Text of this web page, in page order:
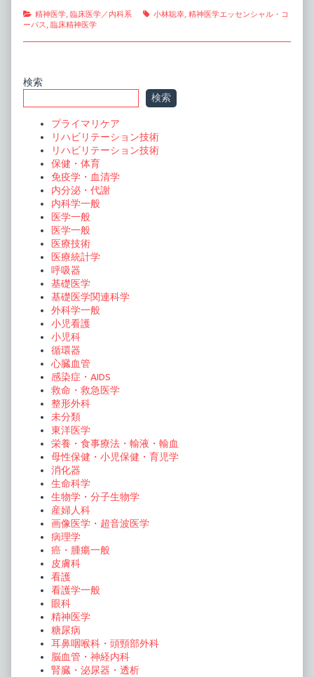
Categories
精神医学, 臨床医学／内科系 Tags
小林聡幸, 精神医学エッセンシャル・コ
ーパス, 臨床精神医学
Primary
Sidebar
検索
検索
プライマリケア
リハビリテーション技術
リハビリテーション技術
保健・体育
免疫学・血清学
内分泌・代謝
内科学一般
医学一般
医学一般
医療技術
医療統計学
呼吸器
基礎医学
基礎医学関連科学
外科学一般
小児看護
小児科
循環器
心臓血管
感染症・AIDS
救命・救急医学
整形外科
未分類
東洋医学
栄養・食事療法・輸液・輸血
母性保健・小児保健・育児学
消化器
生命科学
生物学・分子生物学
産婦人科
画像医学・超音波医学
病理学
癌・腫瘍一般
皮膚科
看護
看護学一般
眼科
精神医学
糖尿病
耳鼻咽喉科・頭頸部外科
脳血管・神経内科
腎臓・泌尿器・透析